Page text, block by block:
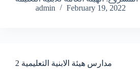
admin
February 19, 2022
مدارس هيئة الابنية التعليمية 2